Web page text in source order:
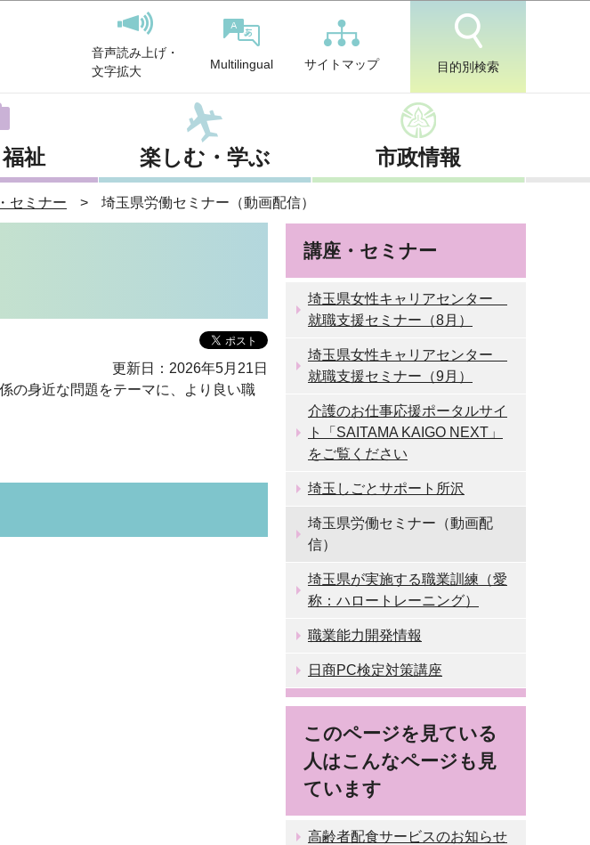
音声読み上げ・
文字拡大
Multilingual サイトマップ 目的別検索
祉 楽しむ・学ぶ 市政情報
セミナー 埼玉県労働セミナー（動画配信）
更新日：2026年5月21日
の身近な問題をテーマに、より良い職
講座・セミナー
埼玉県女性キャリアセンター
就職支援セミナー（8月）
埼玉県女性キャリアセンター
就職支援セミナー（9月）
介護のお仕事応援ポータルサイ
ト「SAITAMA KAIGO NEXT」
をご覧ください
埼玉しごとサポート所沢
埼玉県労働セミナー（動画配
信）
埼玉県が実施する職業訓練（愛
称：ハロートレーニング）
職業能力開発情報
日商PC検定対策講座
このページを見ている
人はこんなページも見
ています
高齢者配食サービスのお知らせ